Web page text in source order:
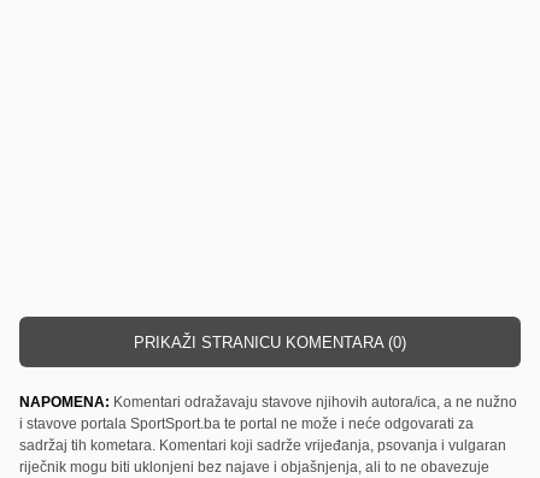
PRIKAŽI STRANICU KOMENTARA (0)
NAPOMENA: Komentari odražavaju stavove njihovih autora/ica, a ne nužno
i stavove portala SportSport.ba te portal ne može i neće odgovarati za
sadržaj tih kometara. Komentari koji sadrže vrijeđanja, psovanja i vulgaran
riječnik mogu biti uklonjeni bez najave i objašnjenja, ali to ne obavezuje